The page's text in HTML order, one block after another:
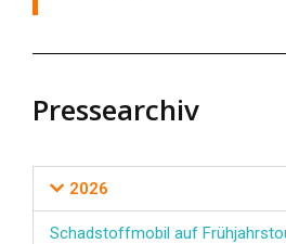
Pressearchiv
2026
Schadstoffmobil auf